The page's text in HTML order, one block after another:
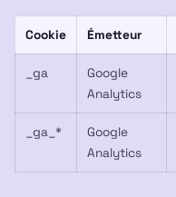
Cookie Émetteur
_ga
Google
Analytics
_ga_*
Google
Analytics